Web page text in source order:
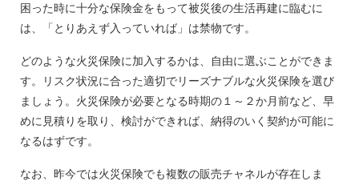
困った時に十分な保険金をもって被災後の生活再建に臨むに
は、「とりあえず入っていれば」は禁物です。
どのような火災保険に加入するかは、自由に選ぶことができま
す。リスク状況に合った適切でリーズナブルな火災保険を選び
ましょう。火災保険が必要となる時期の１～２か月前など、早
めに見積りを取り、検討ができれば、納得のいく契約が可能に
なるはずです。
なお、昨今では火災保険でも複数の販売チャネルが存在しま